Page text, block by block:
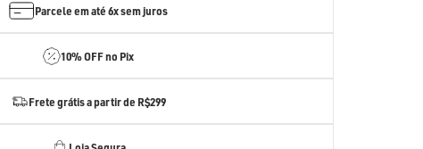
Parcele em até6x sem juros
10% OFF no Pix
Frete grátis a partir de R$299